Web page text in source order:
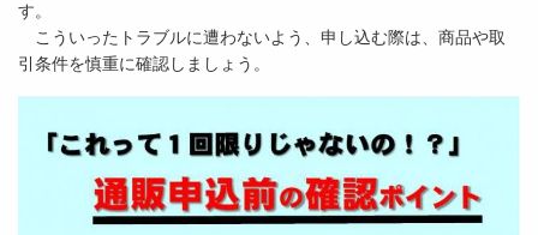
す。
こういったトラブルに遭わないよう、申し込む際は、商品や取
引条件を慎重に確認しましょう。